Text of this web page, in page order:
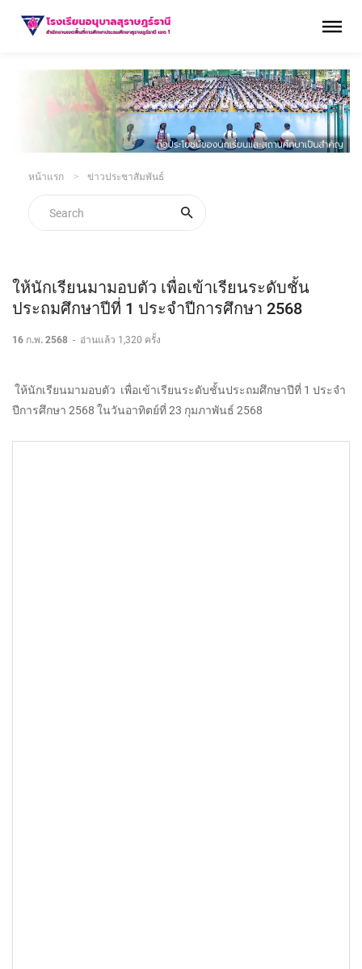
หน้าแรก ข่าวประชาสัมพันธ์
ให้นักเรียนมามอบตัว เพื่อเข้าเรียนระดับชั้น
ประถมศึกษาปีที่ 1 ประจำปีการศึกษา 2568
16 ก.พ. 2568 - อ่านแล้ว 1,320 ครั้ง
ให้นักเรียนมามอบตัว เพื่อเข้าเรียนระดับชั้นประถมศึกษาปีที่ 1 ประจำ
ปีการศึกษา 2568 ในวันอาทิตย์ที่ 23 กุมภาพันธ์ 2568